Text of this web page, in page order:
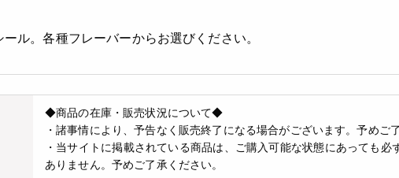
ル。各種フレーバーからお選びください。
◆商品の在庫・販売状況について◆
・諸事情により、予告なく販売終了になる場合がございます。予めご
・当サイトに掲載されている商品は、ご購入可能な状態にあっても必
ありません。予めご了承ください。